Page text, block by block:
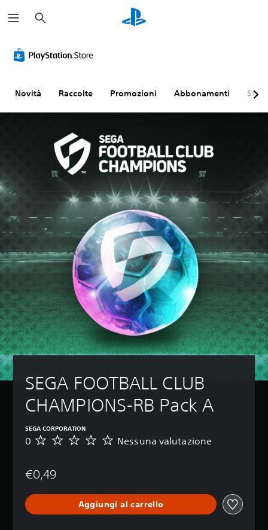
e
r
Novità Raccolte Promozioni Abbonamenti
SEGA FOOTBALL CLUB
CHAMPIONS-RB Pack A
SEGA CORPORATION
N
s
n
a
0 Nessuna valutazione
€0,49
Aggiungi al carrello